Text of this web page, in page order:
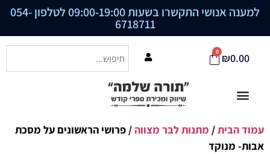
למענה אנושי התקשרו בשעות 09:00-19:00 לטלפון 054-
6718711
₪0.00
0
עמוד הבית/ מתנות לבר מצווה/ פרושי הראשונים על מסכת
אבות- מנוקד